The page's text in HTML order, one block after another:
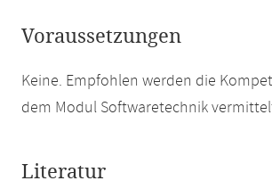
Voraussetzungen
Keine. Empfohlen werden die
dem Modul Softwaretechnik
Literatur